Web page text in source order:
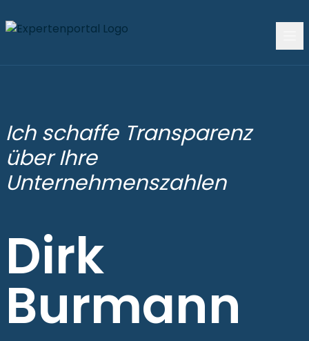
Ich schaffe Transparenz
über Ihre
Unternehmenszahlen
Dirk
Burmann